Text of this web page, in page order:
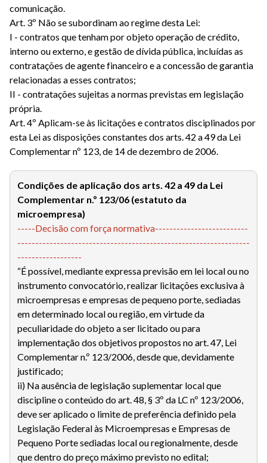
comunicação.
Art. 3º Não se subordinam ao regime desta Lei:
I - contratos que tenham por objeto operação de crédito,
interno ou externo, e gestão de dívida pública, incluídas as
contratações de agente financeiro e a concessão de garantia
relacionadas a esses contratos;
II - contratações sujeitas a normas previstas em legislação
própria.
Art. 4º Aplicam-se às licitações e contratos disciplinados por
esta Lei as disposições constantes dos arts. 42 a 49 da Lei
Complementar nº 123, de 14 de dezembro de 2006.
Condições de aplicação dos arts. 42 a 49 da Lei
Complementar n.º 123/06 (estatuto da
microempresa)
-----Decisão com força normativa--------------------------
-----------------------------------------------------------------
------------------
“É possível, mediante expressa previsão em lei local ou no
instrumento convocatório, realizar licitações exclusiva à
microempresas e empresas de pequeno porte, sediadas
em determinado local ou região, em virtude da
peculiaridade do objeto a ser licitado ou para
implementação dos objetivos propostos no art. 47, Lei
Complementar n.º 123/2006, desde que, devidamente
justificado;
ii) Na ausência de legislação suplementar local que
discipline o conteúdo do art. 48, § 3º da LC nº 123/2006,
deve ser aplicado o limite de preferência definido pela
Legislação Federal às Microempresas e Empresas de
Pequeno Porte sediadas local ou regionalmente, desde
que dentro do preço máximo previsto no edital;